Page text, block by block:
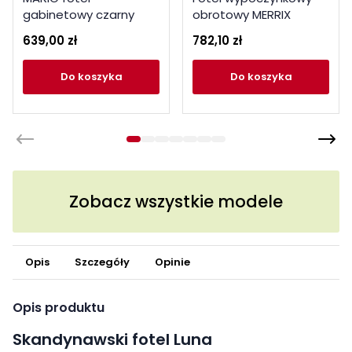
gabinetowy czarny
639,00 zł
do koszyka
obrotowy MERRIX
kremowy
782,10 zł
do koszyka
Zobacz wszystkie modele
Opis Szczegóły Opinie
Opis produktu
Skandynawski fotel Luna